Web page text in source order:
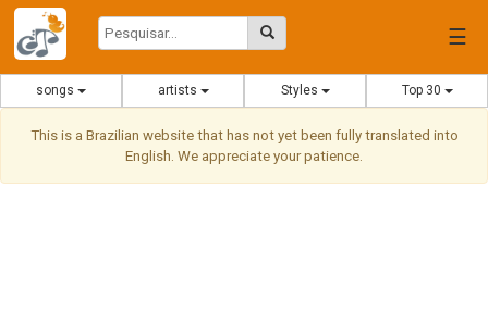
☰
songs artists Styles Top 30
This is a Brazilian website that has not yet been fully translated into
English. We appreciate your patience.